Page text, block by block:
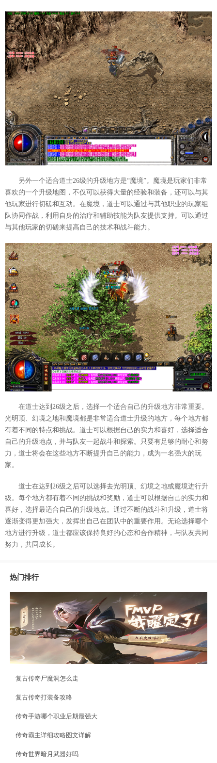
另外一个适合道士26级的升级地方是“魔境”。魔境是玩家们非常
喜欢的一个升级地图，不仅可以获得大量的经验和装备，还可以与其
他玩家进行切磋和互动。在魔境，道士可以通过与其他职业的玩家组
队协同作战，利用自身的治疗和辅助技能为队友提供支持。可以通过
与其他玩家的切磋来提高自己的技术和战斗能力。
在道士达到26级之后，选择一个适合自己的升级地方非常重要。
光明顶、幻境之地和魔境都是非常适合道士升级的地方，每个地方都
有着不同的特点和挑战。道士可以根据自己的实力和喜好，选择适合
自己的升级地点，并与队友一起战斗和探索。只要有足够的耐心和努
力，道士将会在这些地方不断提升自己的能力，成为一名强大的玩
家。
道士在达到26级之后可以选择去光明顶、幻境之地或魔境进行升
级。每个地方都有着不同的挑战和奖励，道士可以根据自己的实力和
喜好，选择最适合自己的升级地点。通过不断的战斗和升级，道士将
逐渐变得更加强大，发挥出自己在团队中的重要作用。无论选择哪个
地方进行升级，道士都应该保持良好的心态和合作精神，与队友共同
努力，共同成长。
热门排行
复古传奇尸魔洞怎么走
复古传奇打装备攻略
传奇手游哪个职业后期最强大
传奇霸主详细攻略图文详解
传奇世界暗月武器好吗